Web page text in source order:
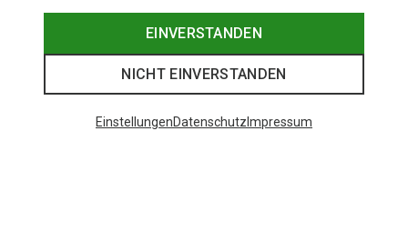
EINVERSTANDEN
NICHT EINVERSTANDEN
EinstellungenDatenschutz Impressum